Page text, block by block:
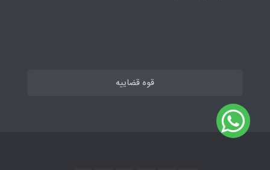
قوه قضاییه